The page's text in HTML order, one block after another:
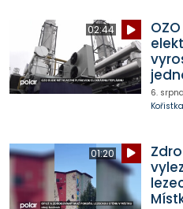
02:44
6.
Kořistka
01:20